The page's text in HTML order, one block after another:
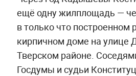
ещё одну жилплощадь —
в только что построенном
кирпичном доме на улице
Тверском районе.
Госдумы и судьи